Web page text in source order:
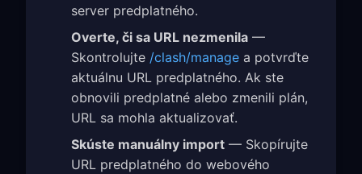
server predplatného.
Overte, či sa URL nezmenila —
Skontrolujte /clash/manage a potvrďte
aktuálnu URL predplatného. Ak ste
obnovili predplatné alebo zmenili plán,
URL sa mohla aktualizovať.
Skúste manuálny import — Skopírujte
URL predplatného do webového